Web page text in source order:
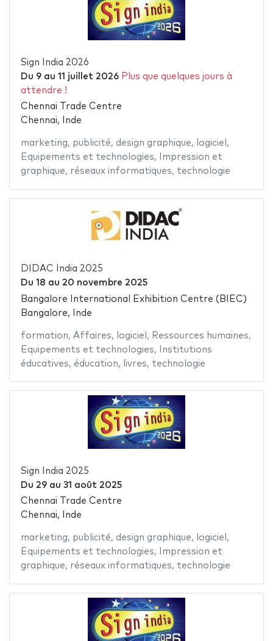
Sign India 2026
Du 9au 11 juillet 2026 Plus que quelques jours à
attendre !
Chennai Trade Centre
Chennai, Inde
marketing, publicité, design graphique, logiciel ,
Equipements et technologies,
Impression et
graphique, réseaux informatiques, technologie
DIDAC India 2025
Du 18 au 20 novembre 2025
Bangalore International Exhibition Centre (BIEC)
Bangalore, Inde
formation, Affaires, logiciel , Ressources humaines,
Equipements et technologies,
Institutions
éducatives, éducation, livres, technologie
Sign India 2025
Du 29au 31 août 2025
Chennai Trade Centre
Chennai, Inde
marketing, publicité, design graphique, logiciel ,
Equipements et technologies,
Impression et
graphique, réseaux informatiques, technologie